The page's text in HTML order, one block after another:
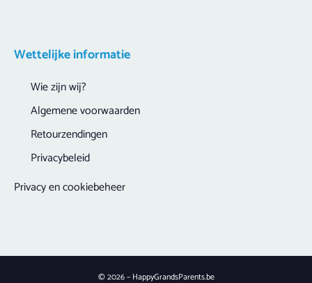
Wettelijke informatie
Wie zijn wij?
Algemene voorwaarden
Retourzendingen
Privacybeleid
Privacy en cookiebeheer
© 2026 – HappyGrandsParents.be